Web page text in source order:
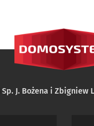
Sp. J. Bożena i Zbigniew